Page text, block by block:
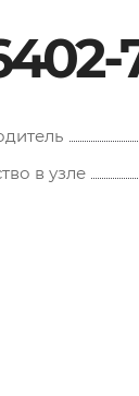
в узле